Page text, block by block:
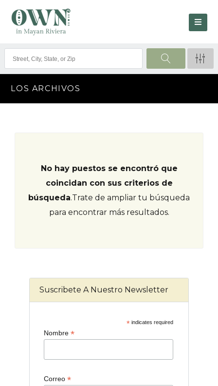
LOS ARCHIVOS
No hay puestos se encontró que
coincidan con sus criterios de
búsqueda.Trate de ampliar tu búsqueda
para encontrar más resultados.
Suscribete A Nuestro Newsletter
*indicates required
Nombre *
Correo *